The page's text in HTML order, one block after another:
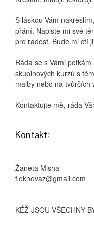
S láskou Vám
přání. Napište mi své
pro radost. Bude mi ctí
Ráda se s Vámi
skupinových kurzů s
malby nebo na tvůrčích
Kontaktujte mě, ráda
Kontakt:
Žaneta Misha
fleknovaz@gmail.com
KÉŽ JSOU VŠECHNY